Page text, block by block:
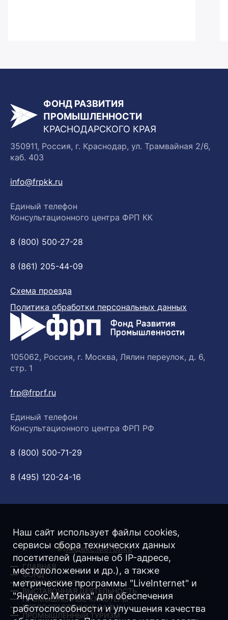
ФОНД РАЗВИТИЯ
ПРОМЫШЛЕННОСТИ
КРАСНОДАРСКОГО КРАЯ
350911, Россия, г. Краснодар, ул. Трамвайная 2/6,
каб. 403
info@frpkk.ru
Единый телефон
Консультационного центра ФРП КК
8 (800) 500-27-28
8 (861) 205-44-09
Схема проезда
Политика обработки персональных данных
105062, Россия, г. Москва, Лялин переулок, д. 6,
стр. 1
frp@frprf.ru
Единый телефон
Консультационного центра ФРП РФ
8 (800) 500-71-29
8 (495) 120-24-16
ГЛАВНАЯ
ФОНД
ЗАЙМЫ/ ГРАНТЫ
ВЫСТАВОЧНАЯ ДЕЯТЕЛЬНОСТЬ
ПРОМЫШЛЕННЫЕ КЛАСТЕРЫ
ПРЕДОСТАВЛЕННЫЕ ЗАЙМЫ
ПРОМЫШЛЕННЫЙ ТУРИЗМ
Наш сайт использует файлы cookies,
сервисы сбора технических данных
посетителей (данные об IP-адресе,
местоположении и др.), а также
метрические программы "LiveInternet" и
"Яндекс.Метрика" для обеспечения
работоспособности и улучшения качества